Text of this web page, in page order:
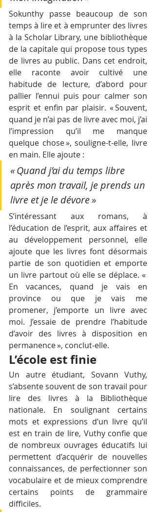
Sokunthy passe beaucoup de son
temps à lire et à emprunter des livres
à la Scholar Library, une bibliothèque
de la capitale qui propose tous types
de livres au public. Dans cet endroit,
elle raconte avoir cultivé une
habitude de lecture, d’abord pour
pallier l’ennui puis pour calmer son
esprit et enfin par plaisir. « Souvent,
quand je n’ai pas de livre avec moi, j’ai
l’impression qu’il me manque
quelque chose », souligne-t-elle, livre
en main. Elle ajoute :
« Quand j’ai du temps libre
après mon travail, je prends un
livre et je le dévore »
S’intéressant aux romans, à
l’éducation de l’esprit, aux affaires et
au développement personnel, elle
ajoute que les livres font désormais
partie de son quotidien et emporte
un livre partout où elle se déplace. «
En vacances, quand je vais en
province ou que je vais me
promener, j’emporte un livre avec
moi. J’essaie de prendre l’habitude
d’avoir des livres à disposition en
permanence », conclut-elle.
L’école est finie
Un autre étudiant, Sovann Vuthy,
s’absente souvent de son travail pour
lire des livres à la Bibliothèque
nationale. En soulignant certains
mots et expressions d’un livre qu’il
est en train de lire, Vuthy confie que
de nombreux ouvrages éducatifs lui
permettent d’acquérir de nouvelles
connaissances, de perfectionner son
vocabulaire et de mieux comprendre
certains points de grammaire
difficiles.